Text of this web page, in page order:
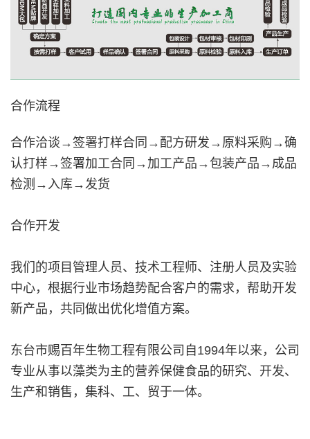
合作流程
合作洽谈→签署打样合同→配方研发→原料采购→确
认打样→签署加工合同→加工产品→包装产品→成品
检测→入库→发货
合作开发
我们的项目管理人员、技术工程师、注册人员及实验
中心，根据行业市场趋势配合客户的需求，帮助开发
新产品，共同做出优化增值方案。
东台市赐百年生物工程有限公司自1994年以来，公司
专业从事以藻类为主的营养保健食品的研究、开发、
生产和销售，集科、工、贸于一体。